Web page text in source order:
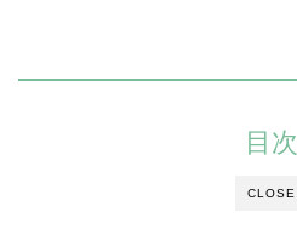
CLOSE
目次